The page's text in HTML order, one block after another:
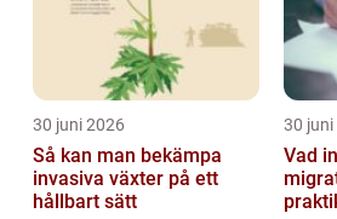
30 juni 2026
Så kan man bekämpa
invasiva växter på ett
hållbart sätt
30 juni
Vad